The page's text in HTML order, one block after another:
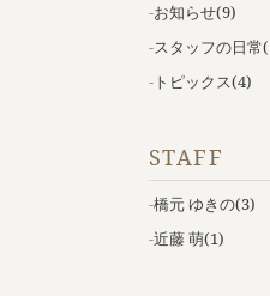
お知らせ(9)
スタッフの日常
トピックス(4)
STAFF
橋元 ゆきの(3)
近藤 萌(1)